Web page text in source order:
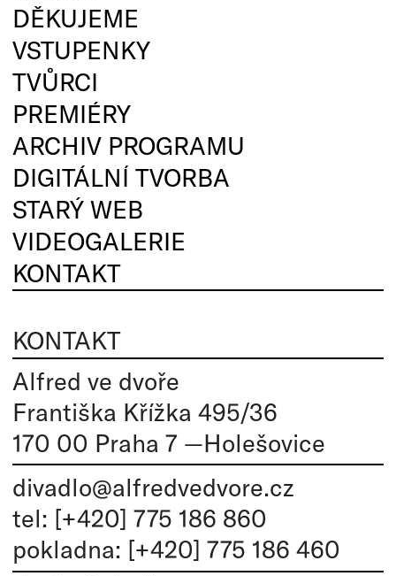
DĚKUJEME
VSTUPENKY
TVŮRCI
PREMIÉRY
ARCHIV PROGRAMU
DIGITÁLNÍ TVORBA
STARÝ WEB
VIDEOGALERIE
KONTAKT
KONTAKT
Alfred ve dvoře
Františka Křížka 495/36
170 00 Praha 7 —Holešovice
divadlo@alfredvedvore.cz
tel: [+420] 775 186 860
pokladna: [+420] 775 186 460